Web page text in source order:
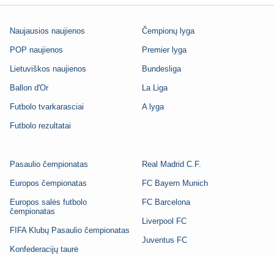
Naujausios naujienos
POP naujienos
Lietuviškos naujienos
Ballon d'Or
Futbolo tvarkarasciai
Futbolo rezultatai
Čempionų lyga
Premier lyga
Bundesliga
La Liga
A lyga
Pasaulio čempionatas
Europos čempionatas
Europos salės futbolo
čempionatas
FIFA Klubų Pasaulio čempionatas
Konfederacijų taurė
Real Madrid C.F.
FC Bayern Munich
FC Barcelona
Liverpool FC
Juventus FC